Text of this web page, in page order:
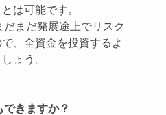
は可能です。
だまだ発展途上でリスク
、全資金を投資するよ
ょう。
できますか？